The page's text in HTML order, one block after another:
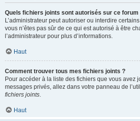
Quels fichiers joints sont autorisés sur ce forum
L’administrateur peut autoriser ou interdire
vous n’êtes pas sûr de ce qui est autorisé à être
l’administrateur pour plus d’informations.
Haut
Comment trouver tous mes fichiers joints ?
Pour accéder à la liste des fichiers que vous avez
messages privés, allez dans votre panneau de
fichiers joints.
Haut